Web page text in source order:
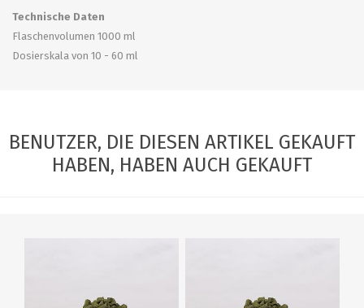
Technische Daten
Flaschenvolumen 1000 ml
Dosierskala von 10 - 60 ml
BENUTZER, DIE DIESEN ARTIKEL GEKAUFT
HABEN, HABEN AUCH GEKAUFT